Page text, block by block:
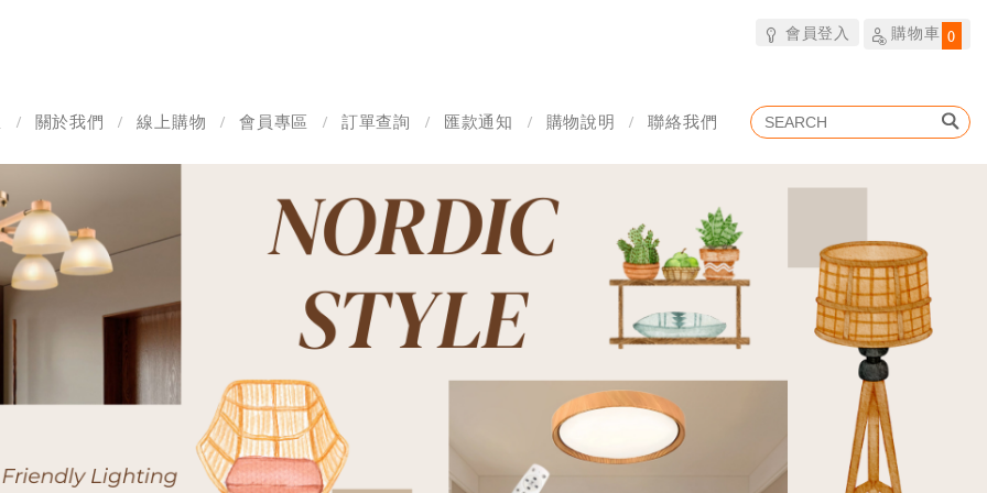
會員登入 購物車 0
關於我們 線上購物 會員專區 訂單查詢 匯款通知 購物說明 聯絡我們